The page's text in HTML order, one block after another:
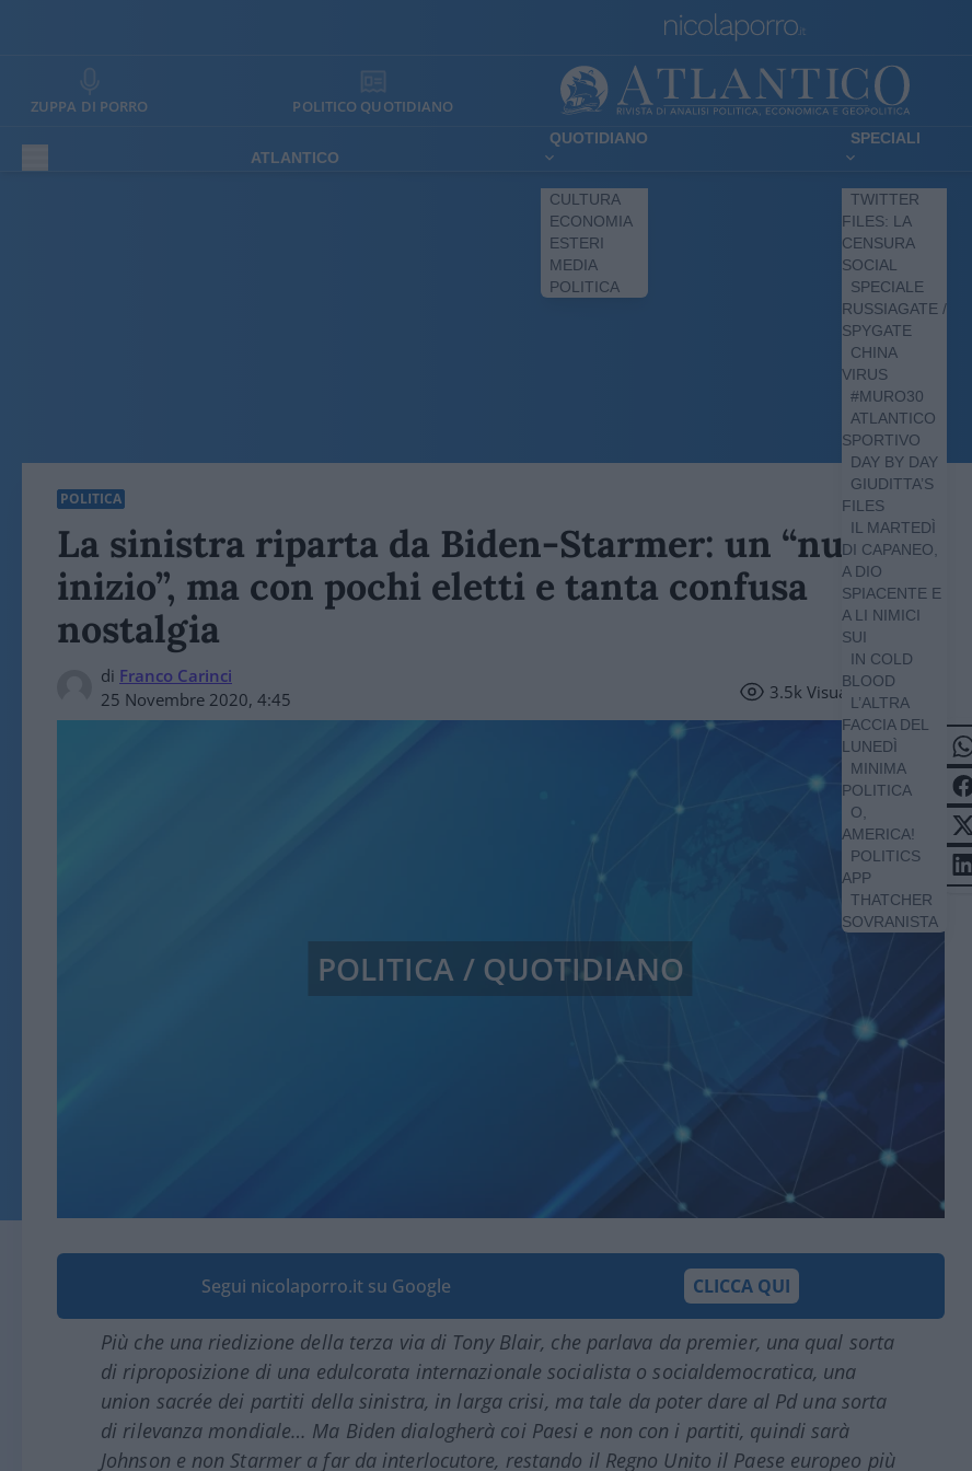
ZUPPA DI PORRO POLITICO QUOTIDIANO
ATLANTICO
QUOTIDIANO
CULTURA
ECONOMIA
ESTERI
MEDIA
POLITICA
SPECIALI
TWITTER
FILES: LA
CENSURA
SOCIAL
SPECIALE
RUSSIAGATE /
SPYGATE
CHINA
VIRUS
#MURO30
ATLANTICO
SPORTIVO
DAY BY DAY
GIUDITTA’S
FILES
IL MARTEDÌ
DI CAPANEO,
A DIO
SPIACENTE E
A LI NIMICI
SUI
IN COLD
BLOOD
L’ALTRA
FACCIA DEL
LUNEDÌ
MINIMA
POLITICA
O,
AMERICA!
POLITICS
APP
THATCHER
SOVRANISTA
POLITICA
La sinistra riparta da Biden-Starmer: un “nuovo
inizio”, ma con pochi eletti e tanta confusa
nostalgia
di Franco Carinci
25 Novembre 2020, 4:45
3.5k Visualizzazioni
POLITICA / QUOTIDIANO
Segui nicolaporro.it su Google CLICCA QUI
Più che una riedizione della terza via di Tony Blair, che parlava da premier, una qual sorta
di riproposizione di una edulcorata internazionale socialista o socialdemocratica, una
union sacrée dei partiti della sinistra, in larga crisi, ma tale da poter dare al Pd una sorta
di rilevanza mondiale… Ma Biden dialogherà coi Paesi e non con i partiti, quindi sarà
Johnson e non Starmer a far da interlocutore, restando il Regno Unito il Paese europeo più